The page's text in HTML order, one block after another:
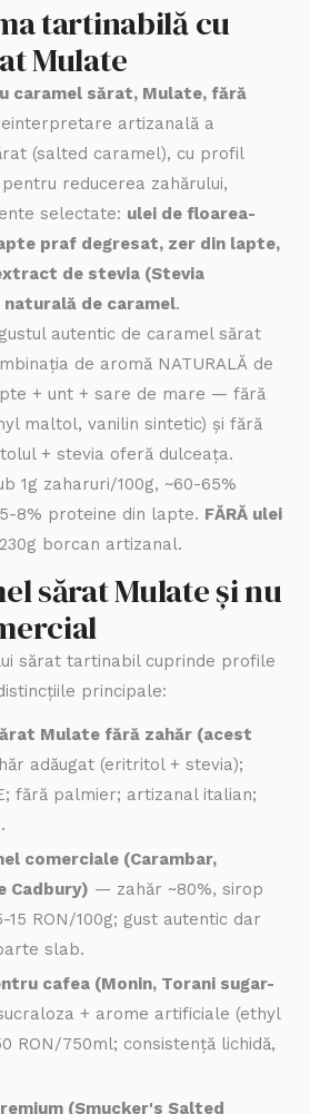
tartinabilă cu
Mulate
caramel sărat, Mulate, fără
artizanală a
(salted caramel), cu profil
reducerea zahărului,
selectate: ulei de floarea-
praf degresat, zer din lapte,
de stevia (Stevia
naturală de caramel.
autentic de caramel sărat
de aromă NATURALĂ de
+ unt + sare de mare — fără
maltol, vanilin sintetic) și fără
+ stevia oferă dulceața.
1g zaharuri/100g, ~60-65%
8% proteine din lapte. FĂRĂ ulei
borcan artizanal.
sărat Mulate și nu
sărat tartinabil cuprinde profile
principale:
Mulate fără zahăr (acest
adăugat (eritritol + stevia);
fără palmier; artizanal italian;
comerciale (Carambar,
Cadbury) — zahăr ~80%, sirop
15 RON/100g; gust autentic dar
slab.
cafea (Monin, Torani sugar-
+ arome artificiale (ethyl
RON/750ml; consistență lichidă,
(Smucker's Salted